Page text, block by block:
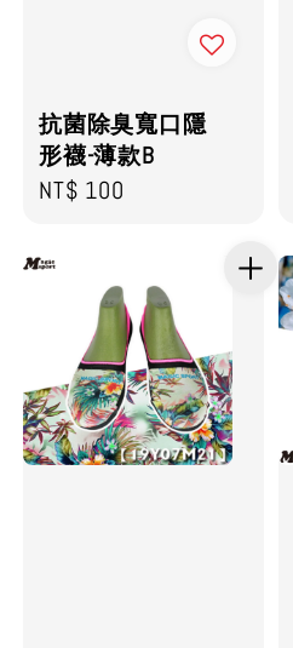
抗菌除臭寬口隱
形襪-薄款B
Regular
NT$ 100